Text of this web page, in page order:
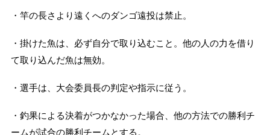
・竿の長さより遠くへのダンゴ遠投は禁止。
・掛けた魚は、必ず自分で取り込むこと。他の人の力を借り
て取り込んだ魚は無効。
・選手は、大会委員長の判定や指示に従う。
・釣果による決着がつかなかった場合、他の方法での勝利チ
ームが試合の勝利チームとする。